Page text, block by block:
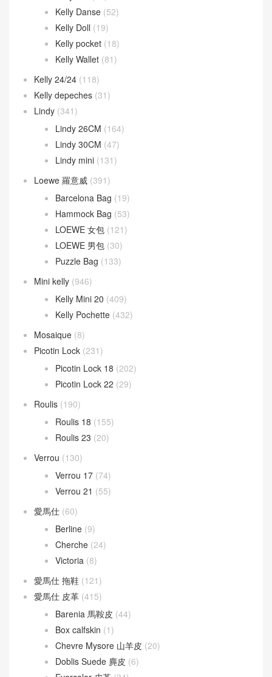
Kelly Danse (52)
Kelly Doll (19)
Kelly pocket (18)
Kelly Wallet (81)
Kelly 24/24 (118)
Kelly depeches (31)
Lindy (341)
Lindy 26CM (164)
Lindy 30CM (47)
Lindy mini (131)
Loewe 羅意威 (391)
Barcelona Bag (19)
Hammock Bag (53)
LOEWE 女包 (121)
LOEWE 男包 (30)
Puzzle Bag (133)
Mini kelly (946)
Kelly Mini 20 (409)
Kelly Pochette (432)
Mosaique (8)
Picotin Lock (231)
Picotin Lock 18 (202)
Picotin Lock 22 (29)
Roulis (190)
Roulis 18 (155)
Roulis 23 (20)
Verrou (130)
Verrou 17 (74)
Verrou 21 (55)
愛馬仕 (60)
Berline (9)
Cherche (24)
Victoria (8)
愛馬仕 拖鞋 (121)
愛馬仕 皮革 (415)
Barenia 馬鞍皮 (44)
Box calfskin (1)
Chevre Mysore 山羊皮 (20)
Doblis Suede 麂皮 (6)